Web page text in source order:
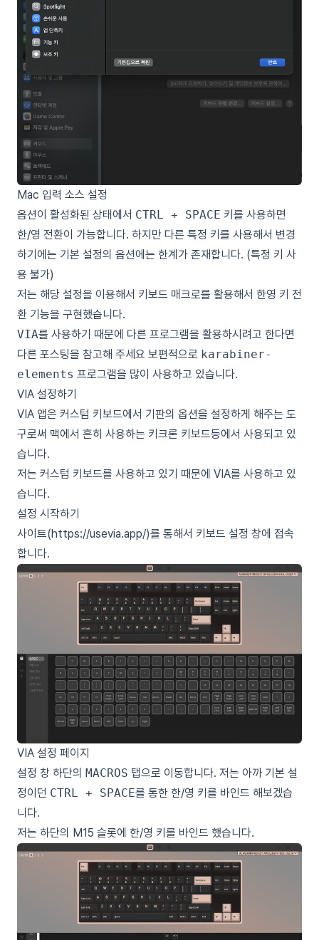
Mac 입력 소스 설정
옵션이 활성화된 상태에서 CTRL + SPACE 키를 사용하면
한/영 전환이 가능합니다. 하지만 다른 특정 키를 사용해서 변경
하기에는 기본 설정의 옵션에는 한계가 존재합니다. (특정 키 사
용 불가)
저는 해당 설정을 이용해서 키보드 매크로를 활용해서 한영 키 전
환 기능을 구현했습니다.
VIA를 사용하기 때문에 다른 프로그램을 활용하시려고 한다면
다른 포스팅을 참고해 주세요 보편적으로 karabiner-
elements 프로그램을 많이 사용하고 있습니다.
VIA 설정하기
VIA 앱은 커스텀 키보드에서 기판의 옵션을 설정하게 해주는 도
구로써 맥에서 흔히 사용하는 키크론 키보드등에서 사용되고 있
습니다.
저는 커스텀 키보드를 사용하고 있기 때문에 VIA를 사용하고 있
습니다.
설정 시작하기
사이트(https://usevia.app/)를 통해서 키보드 설정 창에 접속
합니다.
VIA 설정 페이지
설정 창 하단의 MACROS 탭으로 이동합니다. 저는 아까 기본 설
정이던 CTRL + SPACE를 통한 한/영 키를 바인드 해보겠습
니다.
저는 하단의 M15 슬롯에 한/영 키를 바인드 했습니다.